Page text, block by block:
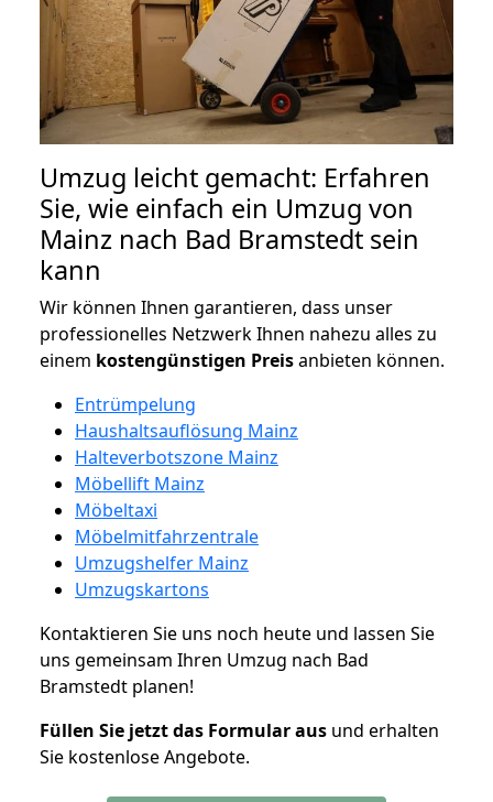
Umzug leicht gemacht: Erfahren
Sie, wie einfach ein Umzug von
Mainz nach Bad Bramstedt sein
kann
Wir können Ihnen garantieren, dass unser
professionelles Netzwerk Ihnen nahezu alles zu
einem kostengünstigen Preisanbieten können.
Entrümpelung
Haushaltsauflösung Mainz
Halteverbotszone Mainz
Möbellift Mainz
Möbeltaxi
Möbelmitfahrzentrale
Umzugshelfer Mainz
Umzugskartons
Kontaktieren Sie uns noch heute und lassen Sie
uns gemeinsam Ihren Umzug nach Bad
Bramstedt planen!
Füllen Sie jetzt das Formular aus und erhalten
Sie kostenlose Angebote.